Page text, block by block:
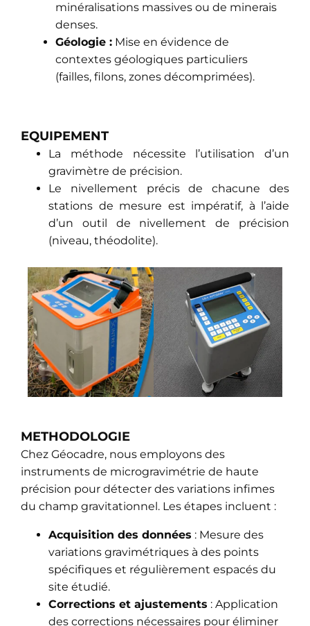
minéralisations massives ou de minerais
denses.
Géologie : Mise en évidence de
contextes géologiques particuliers
(failles, filons, zones décomprimées).
EQUIPEMENT
La méthode nécessite l’utilisation d’un
gravimètre de précision.
Le nivellement précis de chacune des
stations de mesure est impératif, à l’aide
d’un outil de nivellement de précision
(niveau, théodolite).
METHODOLOGIE
Chez Géocadre, nous employons des
instruments de microgravimétrie de haute
précision pour détecter des variations infimes
du champ gravitationnel. Les étapes incluent :
Acquisition des données : Mesure des
variations gravimétriques à des points
spécifiques et régulièrement espacés du
site étudié.
Corrections et ajustements : Application
des corrections nécessaires pour éliminer